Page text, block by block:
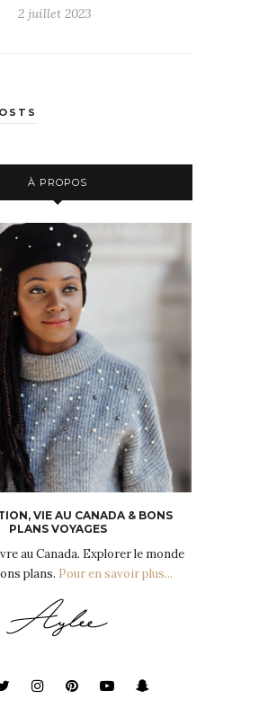
2 juillet 2023
À PROPOS
VIE AU CANADA & BONS
PLANS VOYAGES
au Canada. Explorer le monde
plans. Pour en savoir plus...